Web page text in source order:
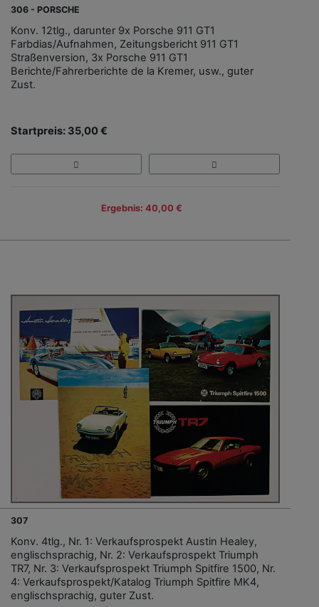
306 - PORSCHE
Konv. 12tlg., darunter 9x Porsche 911 GT1
Farbdias/Aufnahmen, Zeitungsbericht 911 GT1
Straßenversion, 3x Porsche 911 GT1
Berichte/Fahrerberichte de la Kremer, usw., guter
Zust.
Startpreis: 35,00 €
Ergebnis: 40,00 €
307
Konv. 4tlg., Nr. 1: Verkaufsprospekt Austin Healey,
englischsprachig, Nr. 2: Verkaufsprospekt Triumph
TR7, Nr. 3: Verkaufsprospekt Triumph Spitfire 1500, Nr.
4: Verkaufsprospekt/Katalog Triumph Spitfire MK4,
englischsprachig, guter Zust.